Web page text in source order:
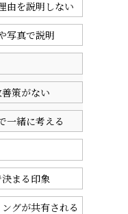
由を説明しない
写真で説明
策がない
一緒に考える
まる印象
グが共有される